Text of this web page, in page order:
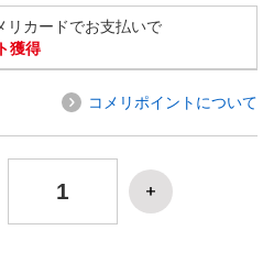
リカードでお支払いで
獲得
コメリポイントについて